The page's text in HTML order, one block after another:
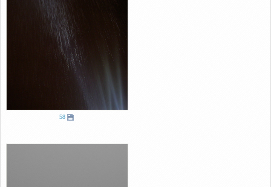
58